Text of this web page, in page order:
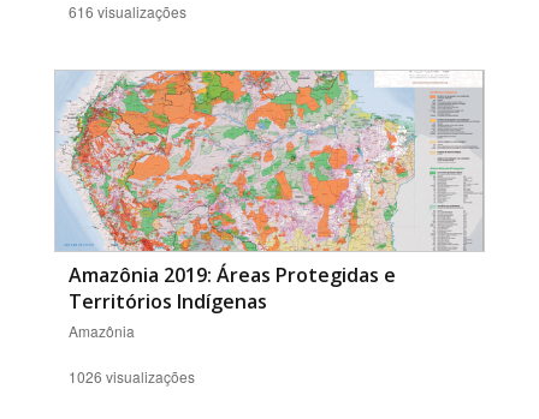
616 visualizações
Amazônia 2019: Áreas Protegidas e
Territórios Indígenas
Amazônia
1026 visualizações